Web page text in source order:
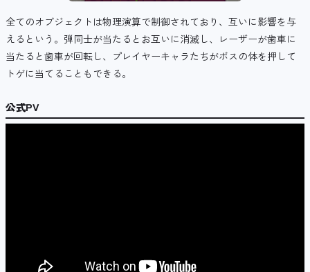
全てのオブジェクトは物理演算で制御されており、互いに影響を与
えるという。弾同士が当たるとお互いに消滅し、レーザーが歯車に
当たると歯車が回転し、プレイヤーキャラたちがボスの体を押して
トゲに当てることもできる。
公式PV